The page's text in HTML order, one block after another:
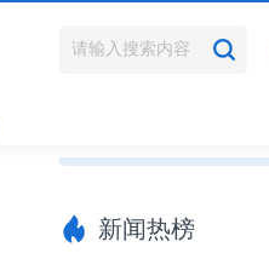
新闻热榜